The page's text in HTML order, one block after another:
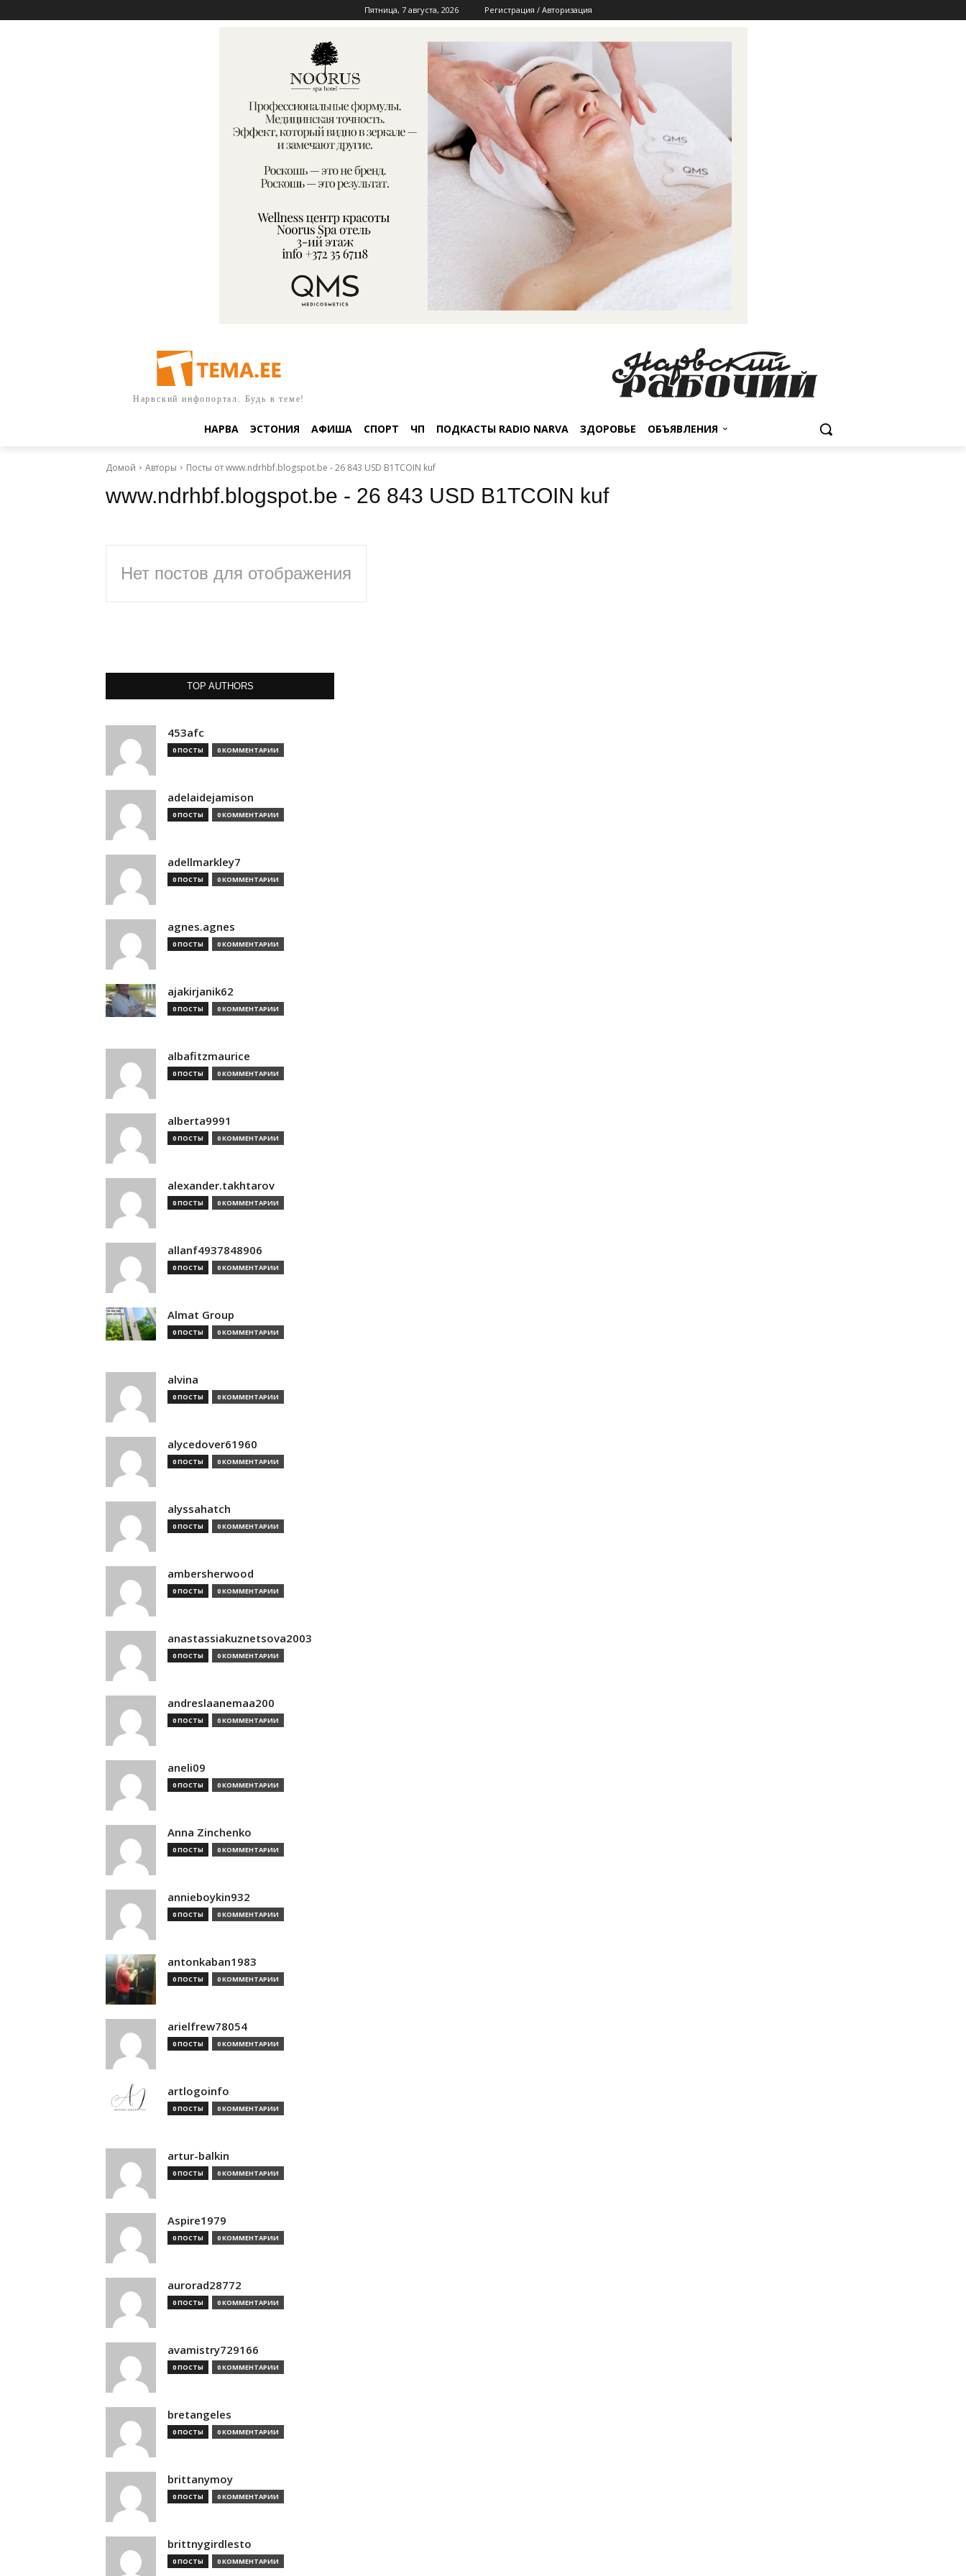
Пятница, 7 августа, 2026 Регистрация / Авторизация
Нарвский инфопортал. Будь в теме!
НАРВА ЭСТОНИЯ АФИША СПОРТ ЧП ПОДКАСТЫ RADIO NARVA ЗДОРОВЬЕ ОБЪЯВЛЕНИЯ
Домой Авторы Посты от www.ndrhbf.blogspot.be - 26 843 USD B1TCOIN kuf
www.ndrhbf.blogspot.be - 26 843 USD B1TCOIN kuf
Нет постов для отображения
TOP AUTHORS
453afc
0 ПОСТЫ 0 КОММЕНТАРИИ
adelaidejamison
0 ПОСТЫ 0 КОММЕНТАРИИ
adellmarkley7
0 ПОСТЫ 0 КОММЕНТАРИИ
agnes.agnes
0 ПОСТЫ 0 КОММЕНТАРИИ
ajakirjanik62
0 ПОСТЫ 0 КОММЕНТАРИИ
albafitzmaurice
0 ПОСТЫ 0 КОММЕНТАРИИ
alberta9991
0 ПОСТЫ 0 КОММЕНТАРИИ
alexander.takhtarov
0 ПОСТЫ 0 КОММЕНТАРИИ
allanf4937848906
0 ПОСТЫ 0 КОММЕНТАРИИ
Almat Group
0 ПОСТЫ 0 КОММЕНТАРИИ
alvina
0 ПОСТЫ 0 КОММЕНТАРИИ
alycedover61960
0 ПОСТЫ 0 КОММЕНТАРИИ
alyssahatch
0 ПОСТЫ 0 КОММЕНТАРИИ
ambersherwood
0 ПОСТЫ 0 КОММЕНТАРИИ
anastassiakuznetsova2003
0 ПОСТЫ 0 КОММЕНТАРИИ
andreslaanemaa200
0 ПОСТЫ 0 КОММЕНТАРИИ
aneli09
0 ПОСТЫ 0 КОММЕНТАРИИ
Anna Zinchenko
0 ПОСТЫ 0 КОММЕНТАРИИ
annieboykin932
0 ПОСТЫ 0 КОММЕНТАРИИ
antonkaban1983
0 ПОСТЫ 0 КОММЕНТАРИИ
arielfrew78054
0 ПОСТЫ 0 КОММЕНТАРИИ
artlogoinfo
0 ПОСТЫ 0 КОММЕНТАРИИ
artur-balkin
0 ПОСТЫ 0 КОММЕНТАРИИ
Aspire1979
0 ПОСТЫ 0 КОММЕНТАРИИ
aurorad28772
0 ПОСТЫ 0 КОММЕНТАРИИ
avamistry729166
0 ПОСТЫ 0 КОММЕНТАРИИ
bretangeles
0 ПОСТЫ 0 КОММЕНТАРИИ
brittanymoy
0 ПОСТЫ 0 КОММЕНТАРИИ
brittnygirdlesto
0 ПОСТЫ 0 КОММЕНТАРИИ